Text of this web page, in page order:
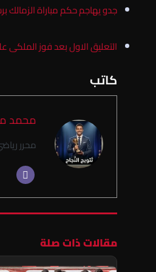
جدو يهاجم حكم مباراة الزمالك
التعليق الاول بعد فوز الملكى
كاتب
محمد
محرر
مقالات ذات صلة